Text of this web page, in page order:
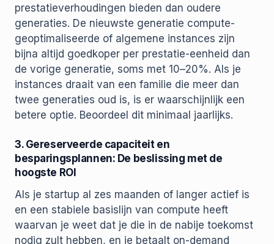
prestatieverhoudingen bieden dan oudere
generaties. De nieuwste generatie compute-
geoptimaliseerde of algemene instances zijn
bijna altijd goedkoper per prestatie-eenheid dan
de vorige generatie, soms met 10–20%. Als je
instances draait van een familie die meer dan
twee generaties oud is, is er waarschijnlijk een
betere optie. Beoordeel dit minimaal jaarlijks.
3. Gereserveerde capaciteit en
besparingsplannen: De beslissing met de
hoogste ROI
Als je startup al zes maanden of langer actief is
en een stabiele basislijn van compute heeft
waarvan je weet dat je die in de nabije toekomst
nodig zult hebben, en je betaalt on-demand